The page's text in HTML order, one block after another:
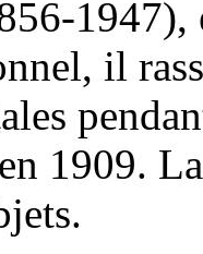
1947),
il
1909.